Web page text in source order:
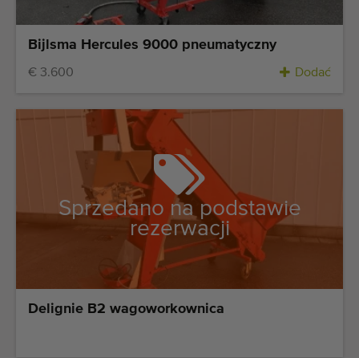
Bijlsma Hercules 9000 pneumatyczny
€ 3.600 Dodać
Sprzedano na podstawie
rezerwacji
Delignie B2 wagoworkownica